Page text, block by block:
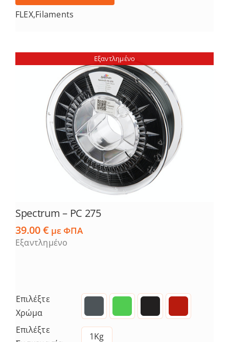
FLEX,Filaments
Εξαντλημένο
Spectrum – PC 275
39.00€ με ΦΠΑ
Εξαντλημένο
Επιλέξτε
Χρώμα
Επιλέξτε
1Kg